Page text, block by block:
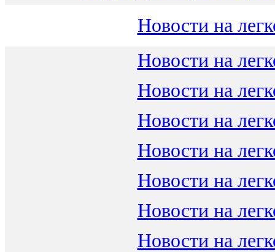
Новости на
Новости на
Новости на
Новости на
Новости на
Новости на
Новости на
Новости на